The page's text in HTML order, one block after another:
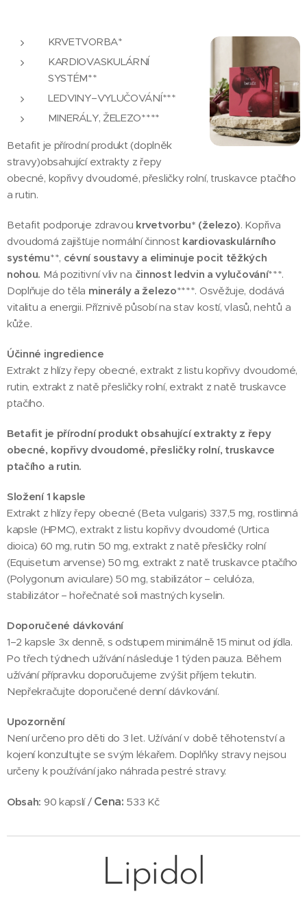
KRVETVORBA*
KARDIOVASKULÁRNÍ
SYSTÉM**
LEDVINY–VYLUČOVÁNÍ***
MINERÁLY, ŽELEZO****
Betafit je přírodní produkt (doplněk
stravy)obsahující extrakty z řepy
obecné, kopřivy dvoudomé, přesličky rolní, truskavce ptačího
a rutin.
Betafit podporuje zdravou krvetvorbu* (železo). Kopřiva
dvoudomá zajišťuje normální činnost kardiovaskulárního
systému**, cévní soustavy a eliminuje pocit těžkých
nohou. Má pozitivní vliv na činnost ledvin a vylučování***.
Doplňuje do těla minerály a železo****. Osvěžuje, dodává
vitalitu a energii. Příznivě působí na stav kostí, vlasů, nehtů a
kůže.
Účinné ingredience
Extrakt z hlízy řepy obecné, extrakt z listu kopřivy dvoudomé,
rutin, extrakt z natě přesličky rolní, extrakt z natě truskavce
ptačího.
Betafit je přírodní produkt obsahující extrakty z řepy
obecné, kopřivy dvoudomé, přesličky rolní, truskavce
ptačího a rutin.
Složení 1 kapsle
Extrakt z hlízy řepy obecné (Beta vulgaris) 337,5 mg, rostlinná
kapsle (HPMC), extrakt z listu kopřivy dvoudomé (Urtica
dioica) 60 mg, rutin 50 mg, extrakt z natě přesličky rolní
(Equisetum arvense) 50 mg, extrakt z natě truskavce ptačího
(Polygonum aviculare) 50 mg, stabilizátor – celulóza,
stabilizátor – hořečnaté soli mastných kyselin.
Doporučené dávkování
1–2 kapsle 3x denně, s odstupem minimálně 15 minut od jídla.
Po třech týdnech užívání následuje 1 týden pauza. Během
užívání přípravku doporučujeme zvýšit příjem tekutin.
Nepřekračujte doporučené denní dávkování.
Upozornění
Není určeno pro děti do 3 let. Užívání v době těhotenství a
kojení konzultujte se svým lékařem. Doplňky stravy nejsou
určeny k používání jako náhrada pestré stravy.
Obsah: 90 kapslí / Cena: 533 Kč
Lipidol